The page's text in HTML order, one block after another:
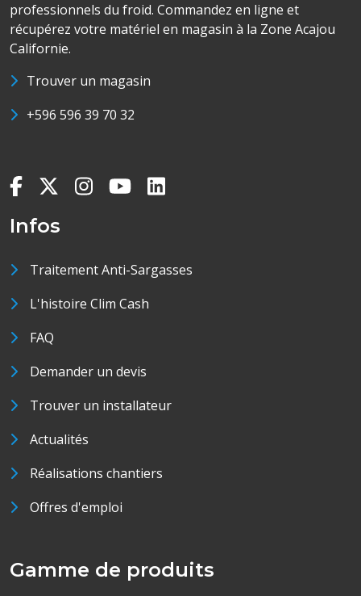
professionnels du froid. Commandez en ligne et
récupérez votre matériel en magasin à la Zone Acajou
Californie.
Trouver un magasin
+596 596 39 70 32
Infos
Traitement Anti-Sargasses
L'histoire Clim Cash
FAQ
Demander un devis
Trouver un installateur
Actualités
Réalisations chantiers
Offres d'emploi
Gamme de produits